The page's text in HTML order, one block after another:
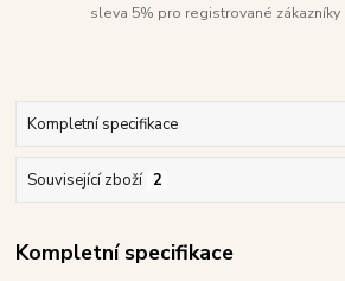
sleva 5% pro registrované zákazníky
Kompletní specifikace
Související zboží 2
Kompletní specifikace